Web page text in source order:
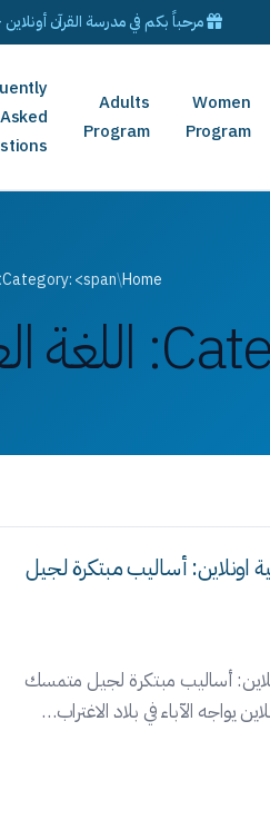
مرحباً بكم في مدرسة القرآن
Women
Program
Adults
Program
Asked
Home
/Category: <span>اللغة العربية عن بعد بالسعوديه</span>
اللغة
اونلاين: أساليب مبتكرة لجيل
أساليب مبتكرة لجيل متمسك
يواجه الآباء في بلاد الاغتراب…